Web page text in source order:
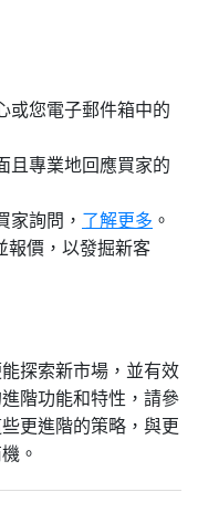
或您電子郵件箱中的
且專業地回應買家的
家詢問， 了解更多 。
報價，以發掘新客
探索新市場，並有效
階功能和特性，請參
更進階的策略，與更
。